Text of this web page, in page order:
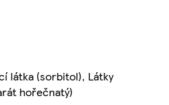
látka (sorbitol), Látky
hořečnatý)